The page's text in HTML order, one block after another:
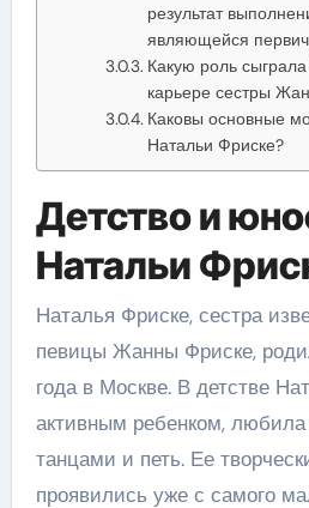
результат
являющейся
Какую роль
карьере сестры
Каковы основные
Натальи Фриске?
Детство и
Натальи
Наталья Фриске, сестра
певицы Жанны Фриске,
года в Москве. В детстве
активным ребенком, любила
танцами и петь. Ее
проявились уже с самого